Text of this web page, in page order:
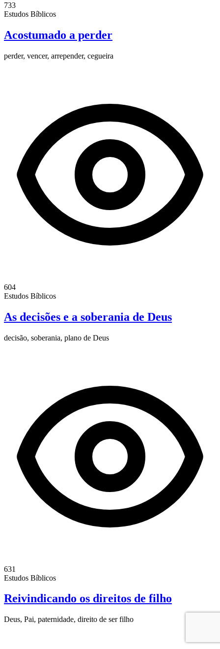
733
Estudos Bíblicos
Acostumado a perder
perder, vencer, arrepender, cegueira
604
Estudos Bíblicos
As decisões e a soberania de Deus
decisão, soberania, plano de Deus
631
Estudos Bíblicos
Reivindicando os direitos de filho
Deus, Pai, paternidade, direito de ser filho